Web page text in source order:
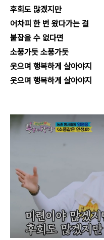
후회도 많겠지만
어차피 한 번 왔다가는 걸
붙잡을 수 없다면
소풍가듯 소풍가듯
웃으며 행복하게 살아야지
웃으며 행복하게 살아야지